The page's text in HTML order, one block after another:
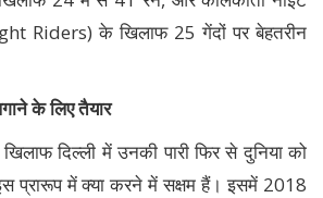
Riders) के खिलाफ 25 गेंदों पर बेहतरीन
के लिए तैयार
दिल्ली में उनकी पारी फिर से दुनिया को
प्रारूप में क्या करने में सक्षम हैं। इसमें 2018